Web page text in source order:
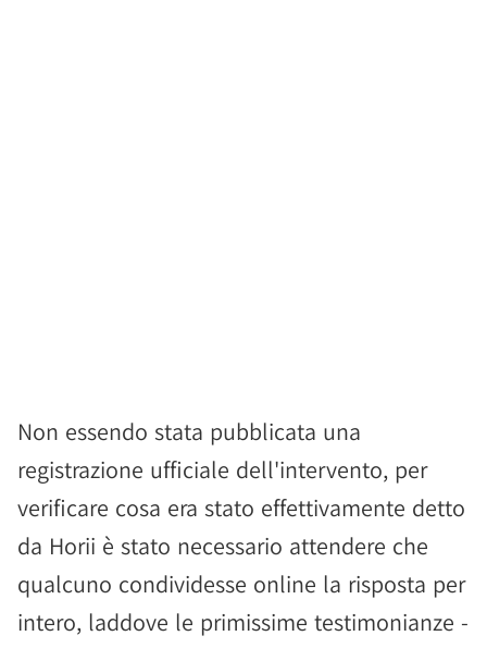
Non essendo stata pubblicata una
registrazione ufficiale dell'intervento, per
verificare cosa era stato effettivamente detto
da Horii è stato necessario attendere che
qualcuno condividesse online la risposta per
intero, laddove le primissime testimonianze -